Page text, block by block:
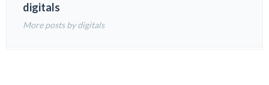
digitals
More posts by digitals